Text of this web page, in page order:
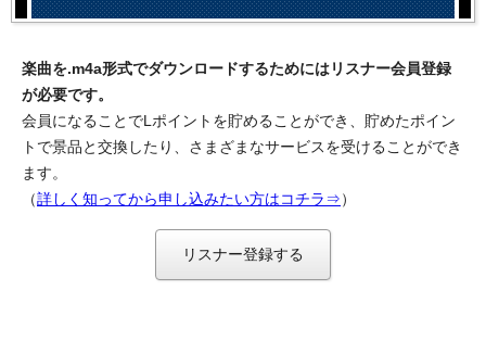
楽曲を.m4a形式でダウンロードするためにはリスナー会員登録
が必要です。
会員になることでLポイントを貯めることができ、貯めたポイン
トで景品と交換したり、さまざまなサービスを受けることができ
ます。
（詳しく知ってから申し込みたい方はコチラ⇒）
リスナー登録する